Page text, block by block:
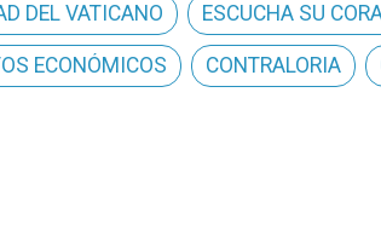
DEL VATICANO ESCUCHA SU
ECONÓMICOS CONTRALORIA